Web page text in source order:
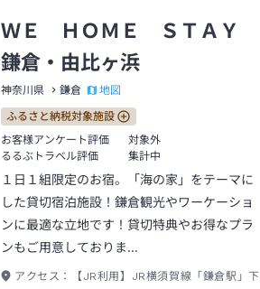
ＷＥ ＨＯＭＥ ＳＴＡＹ
鎌倉・由比ヶ浜
神奈川県 鎌倉 地図
ふるさと納税対象施設
お客様アンケート評価
対象外
るるぶトラベル評価
集計中
１日１組限定のお宿。「海の家」をテーマに
した貸切宿泊施設！鎌倉観光やワーケーショ
ンに最適な立地です！貸切特典やお得なプラ
ンもご用意しておりま…
アクセス：
【JR利用】JR横須賀線「鎌倉駅」下